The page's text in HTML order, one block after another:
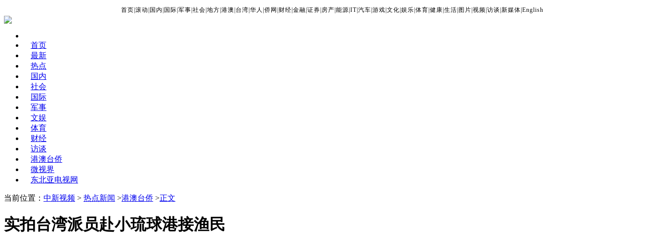
首页 滚动 国内 国际 军事 社会 地方 港澳 台湾 华人 侨网 财经 金融 证券 房产 能源 IT| 汽车 游戏 文化 娱乐 体育 健康 生活 图片 视频 访谈 新媒体 English
首页
最新
热点
国内
社会
国际
军事
文娱
体育
财经
访谈
港澳台侨
微视界
东北亚电视网
当前位置： 中新视频 > 热点新闻 >港澳台侨 >正文
实拍台湾派员赴小琉球港接渔民